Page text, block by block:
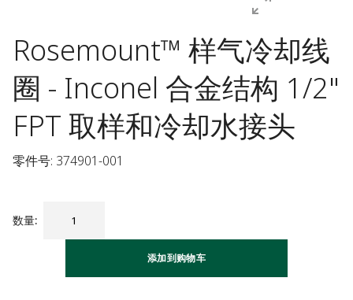
Rosemount™ 样气冷却线
圈 - Inconel 合金结构 1/2"
FPT 取样和冷却水接头
零件号: 374901-001
数量:
添加到购物车